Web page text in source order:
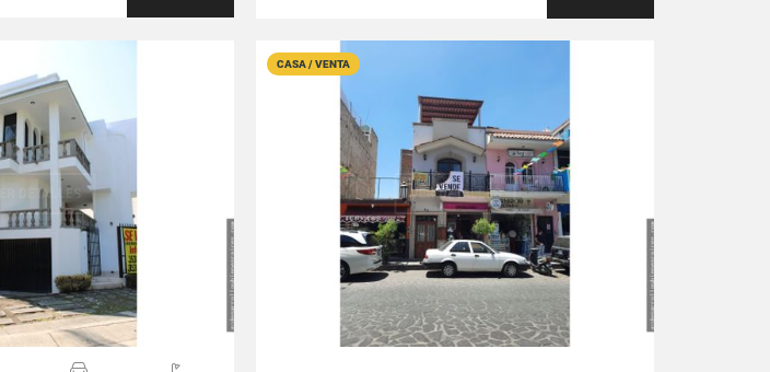
DETALLES
CASA / VENTA
VER DETALLES